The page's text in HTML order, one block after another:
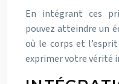
En intégrant ces
pouvez atteindre un
où le corps et
exprimer votre vérité